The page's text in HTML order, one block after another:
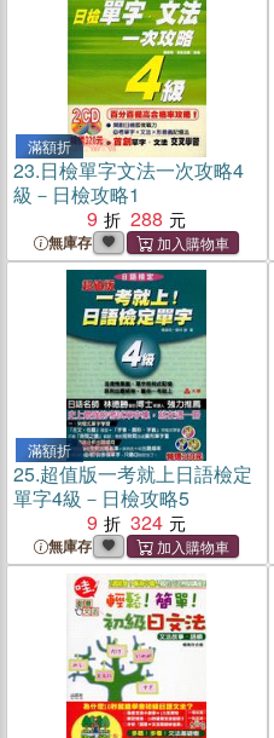
滿額折
23.日檢單字文法一次攻略4
級－日檢攻略1
9
288
無庫存
滿額折
25.超值版一考就上日語檢定
單字4級－日檢攻略5
9
324
無庫存